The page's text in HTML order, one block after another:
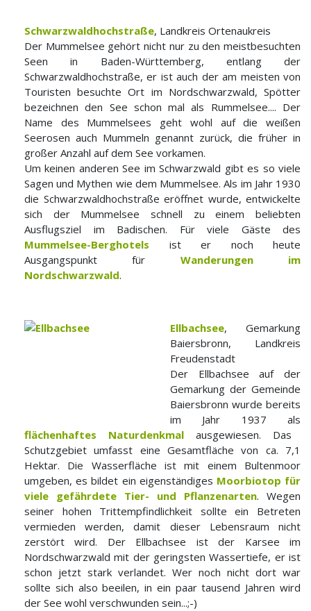
Schwarzwaldhochstraße, Landkreis Ortenaukreis
Der Mummelsee gehört nicht nur zu den meistbesuchten
Seen in Baden-Württemberg, entlang der
Schwarzwaldhochstraße, er ist auch der am meisten von
Touristen besuchte Ort im Nordschwarzwald, Spötter
bezeichnen den See schon mal als Rummelsee.... Der
Name des Mummelsees geht wohl auf die weißen
Seerosen auch Mummeln genannt zurück, die früher in
großer Anzahl auf dem See vorkamen.
Um keinen anderen See im Schwarzwald gibt es so viele
Sagen und Mythen wie dem Mummelsee. Als im Jahr 1930
die Schwarzwaldhochstraße eröffnet wurde, entwickelte
sich der Mummelsee schnell zu einem beliebten
Ausflugsziel im Badischen. Für viele Gäste des
Mummelsee-Berghotels ist er noch heute
Ausgangspunkt für Wanderungen im
Nordschwarzwald.
Ellbachsee, Gemarkung
Baiersbronn, Landkreis
Freudenstadt
Der Ellbachsee auf der
Gemarkung der Gemeinde
Baiersbronn wurde bereits
im Jahr 1937 als
flächenhaftes Naturdenkmal ausgewiesen. Das
Schutzgebiet umfasst eine Gesamtfläche von ca. 7,1
Hektar. Die Wasserfläche ist mit einem Bultenmoor
umgeben, es bildet ein eigenständiges Moorbiotop für
viele gefährdete Tier- und Pflanzenarten. Wegen
seiner hohen Trittempfindlichkeit sollte ein Betreten
vermieden werden, damit dieser Lebensraum nicht
zerstört wird. Der Ellbachsee ist der Karsee im
Nordschwarzwald mit der geringsten Wassertiefe, er ist
schon jetzt stark verlandet. Wer noch nicht dort war
sollte sich also beeilen, in ein paar tausend Jahren wird
der See wohl verschwunden sein...;-)